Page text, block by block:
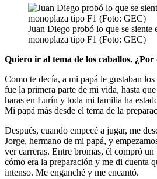
Juan Diego probó lo que se siente
monoplaza tipo F1 (Foto: GEC)
Quiero ir al tema de los caballos.
Como te decía, a mi papá le gustaban
fue la primera parte de mi vida, hasta
haras en Lurín y toda mi familia ha
Mi papá más desde el tema de la
Después, cuando empecé a jugar, me
Jorge, hermano de mi papá, y
ver carreras. Entre bromas, él compró
cómo era la preparación y me di cuenta
intenso. Me enganché y me encantó.